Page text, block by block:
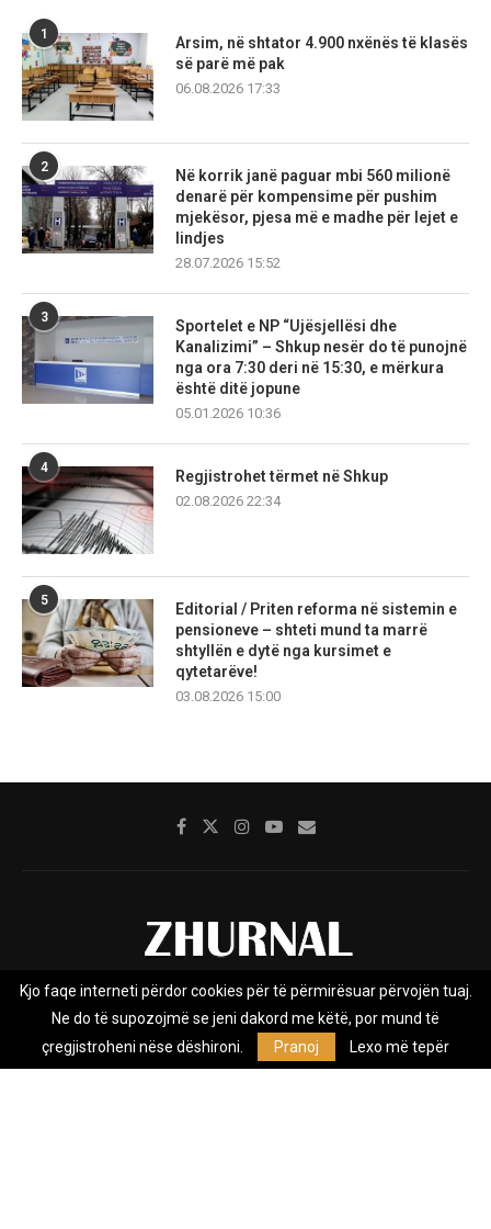
1
Arsim, në shtator 4.900 nxënës të klasës
së parë më pak
06.08.2026 17:33
2
Në korrik janë paguar mbi 560 milionë
denarë për kompensime për pushim
mjekësor, pjesa më e madhe për lejet e
lindjes
28.07.2026 15:52
3
Sportelet e NP “Ujësjellësi dhe
Kanalizimi” – Shkup nesër do të punojnë
nga ora 7:30 deri në 15:30, e mërkura
është ditë jopune
05.01.2026 10:36
4
Regjistrohet tërmet në Shkup
02.08.2026 22:34
5
Editorial / Priten reforma në sistemin e
pensioneve – shteti mund ta marrë
shtyllën e dytë nga kursimet e
qytetarëve!
03.08.2026 15:00
Rreth nesh Impresumi Marketing
Privacy Policy
Zhurnal.mk është Agjenci e Lajmeve e pavarur, e themeluar në vitin
Kjo faqe interneti përdor cookies për të përmirësuar përvojën tuaj.
Ne do të supozojmë se jeni dakord me këtë, por mund të
çregjistroheni nëse dëshironi.
Pranoj Lexo më tepër